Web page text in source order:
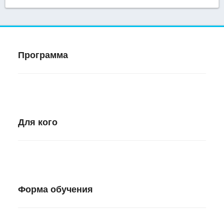
Программа
Для кого
Форма обучения